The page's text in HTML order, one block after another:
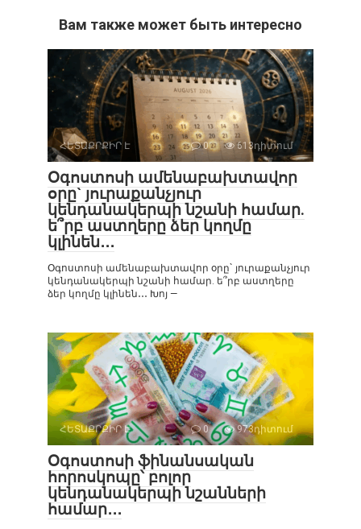
Вам также может быть интересно
ՀԵՏԱՔՐՔԻՐ Է 0 613դիտում
Օգոստոսի ամենաբախտավոր
օրը` յուրաքանչյուր
կենդանակերպի նշանի համար.
ե՞րբ աստղերը ձեր կողմը
կլինեն․․․
Օգոստոսի ամենաբախտավոր օրը` յուրաքանչյուր
կենդանակերպի նշանի համար. ե՞րբ աստղերը
ձեր կողմը կլինեն․․․ Խոյ —
ՀԵՏԱՔՐՔԻՐ Է 0 973դիտում
Օգոստոսի ֆինանսական
հորոսկոպը՝ բոլոր
կենդանակերպի նշանների
համար․․․